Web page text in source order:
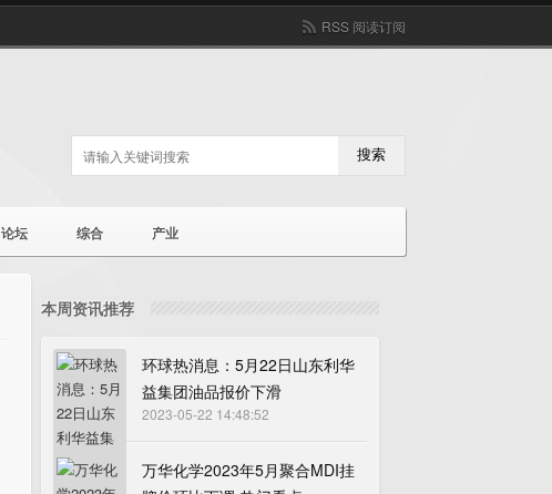
RSS 阅读订阅
搜索
论坛 综合 产业
本周资讯推荐
环球热消息：5月22日山东利华
益集团油品报价下滑
2023-05-22 14:48:52
万华化学2023年5月聚合MDI挂